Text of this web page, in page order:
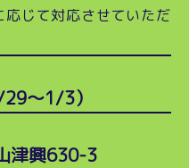
応じて対応させていただ
～1/3）
津興630-3